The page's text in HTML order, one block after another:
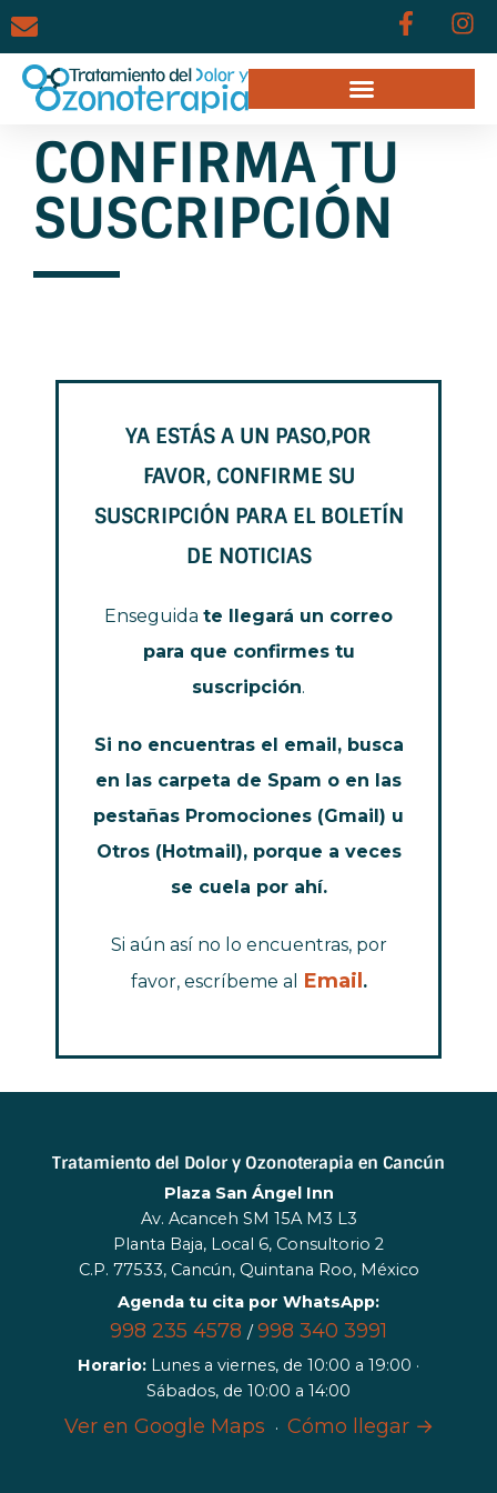
CONFIRMA TU
SUSCRIPCIÓN
YA ESTÁS A UN PASO,POR
FAVOR, CONFIRME SU
SUSCRIPCIÓN PARA EL BOLETÍN
DE NOTICIAS
Enseguida te llegará un correo
para que confirmes tu
suscripción.
Si no encuentras el email, busca
en las carpeta de Spam o en las
pestañas Promociones (Gmail) u
Otros (Hotmail), porque a veces
se cuela por ahí.
Si aún así no lo encuentras, por
favor, escríbeme al
Email .
Tratamiento del Dolor y Ozonoterapia en Cancún
Plaza San Ángel Inn
Av. Acanceh SM 15A M3 L3
Planta Baja, Local 6, Consultorio 2
C.P. 77533, Cancún, Quintana Roo, México
Agenda tu cita por WhatsApp:
998 235 4578 /998 340 3991
Horario: Lunes a viernes, de 10:00 a 19:00 ·
Sábados, de 10:00 a 14:00
Ver en Google Maps · Cómo llegar →